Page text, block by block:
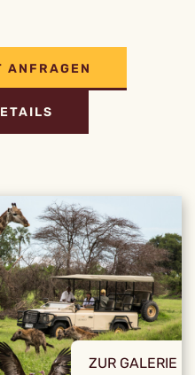
ANFRAGEN
ZUR GALERIE